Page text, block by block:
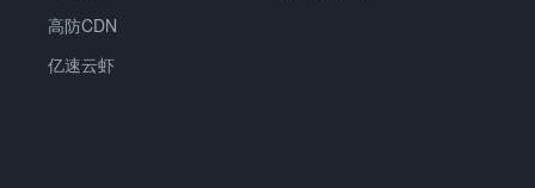
高防CDN
亿速云虾